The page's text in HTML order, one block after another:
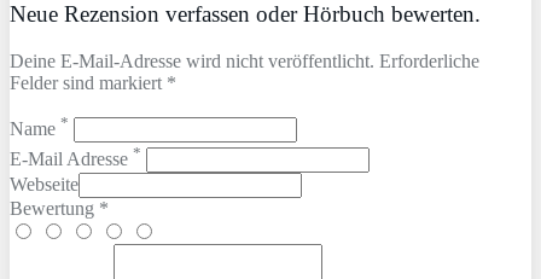
Neue Rezension verfassen oder Hörbuch bewerten.
Deine E-Mail-Adresse wird nicht veröffentlicht. Erforderliche
Felder sind markiert *
Name *
E-Mail Adresse *
Webseite
Bewertung *